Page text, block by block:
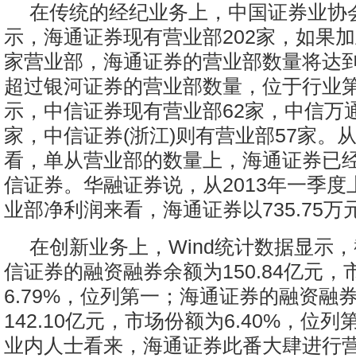
在传统的经纪业务上，中国证券业协
示，海通证券现有营业部202家，如果
家营业部，海通证券的营业部数量将达
超过银河证券的营业部数量，位于行业
示，中信证券现有营业部62家，中信万
家，中信证券(浙江)则有营业部57家。
看，单从营业部的数量上，海通证券已
信证券。华融证券说，从2013年一季度
业部净利润来看，海通证券以735.75万
在创新业务上，Wind统计数据显示
信证券的融资融券余额为150.84亿元，
6.79%，位列第一；海通证券的融资融
142.10亿元，市场份额为6.40%，位列
业内人士看来，海通证券此番大肆进行